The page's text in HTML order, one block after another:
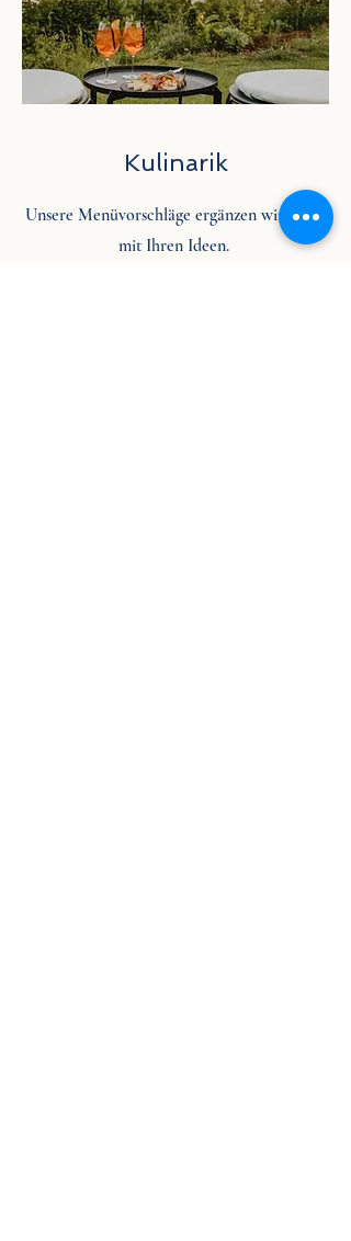
Kulinarik
Unsere Menüvorschläge ergänzen wir gerne
mit Ihren Ideen.